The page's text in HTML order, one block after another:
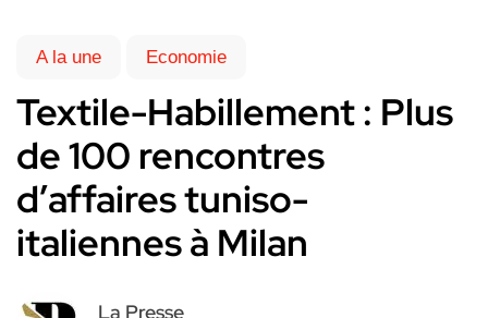
A la une Economie
Textile-Habillement : Plus
de 100 rencontres
d’affaires tuniso-
italiennes à Milan
La Presse